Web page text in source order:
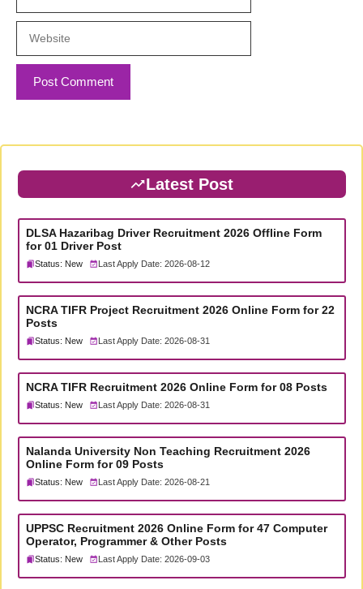
Latest Post
DLSA Hazaribag Driver Recruitment 2026 Offline Form
for 01 Driver Post
Status: New Last Apply Date: 2026-08-12
NCRA TIFR Project Recruitment 2026 Online Form for 22
Posts
Status: New Last Apply Date: 2026-08-31
NCRA TIFR Recruitment 2026 Online Form for 08 Posts
Status: New Last Apply Date: 2026-08-31
Nalanda University Non Teaching Recruitment 2026
Online Form for 09 Posts
Status: New Last Apply Date: 2026-08-21
UPPSC Recruitment 2026 Online Form for 47 Computer
Operator, Programmer & Other Posts
Status: New Last Apply Date: 2026-09-03